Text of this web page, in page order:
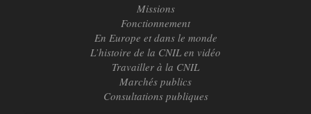
Missions
Fonctionnement
En Europe et dans le monde
L’histoire de la CNIL en vidéo
Travailler à la CNIL
Marchés publics
Consultations publiques